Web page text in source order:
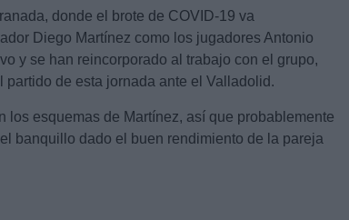
donde el brote de COVID-19 va
Diego Martínez como los jugadores Antonio
y se han reincorporado al trabajo con el grupo,
de esta jornada ante el Valladolid.
los esquemas de Martínez, así que probablemente
banquillo dado el buen rendimiento de la pareja